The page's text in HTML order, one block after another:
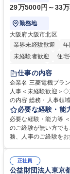
29万5000円～33
勤務地
大阪府大阪市北区
業界未経験歓迎
未経験者歓迎
住宅
退職金あり
駅近5分以内
土日
仕事の内容
企業名 三菱電機プラントエン
人事＜未経験歓迎＞◇
の内容 総務・人事領
します。 ＜具体的には＞ ・総務/人事労務（給与・社保・勤怠
・採用・教育研修 ・
採用や教育等の業務
出張もございます。
総務人事＜未経験歓
必要な経験・能
必要な経験・能力等
のご経験が無い方で
務、人事のご経験をお持ちの方（
ミュニケーション能
正社員
公益財団法人東京